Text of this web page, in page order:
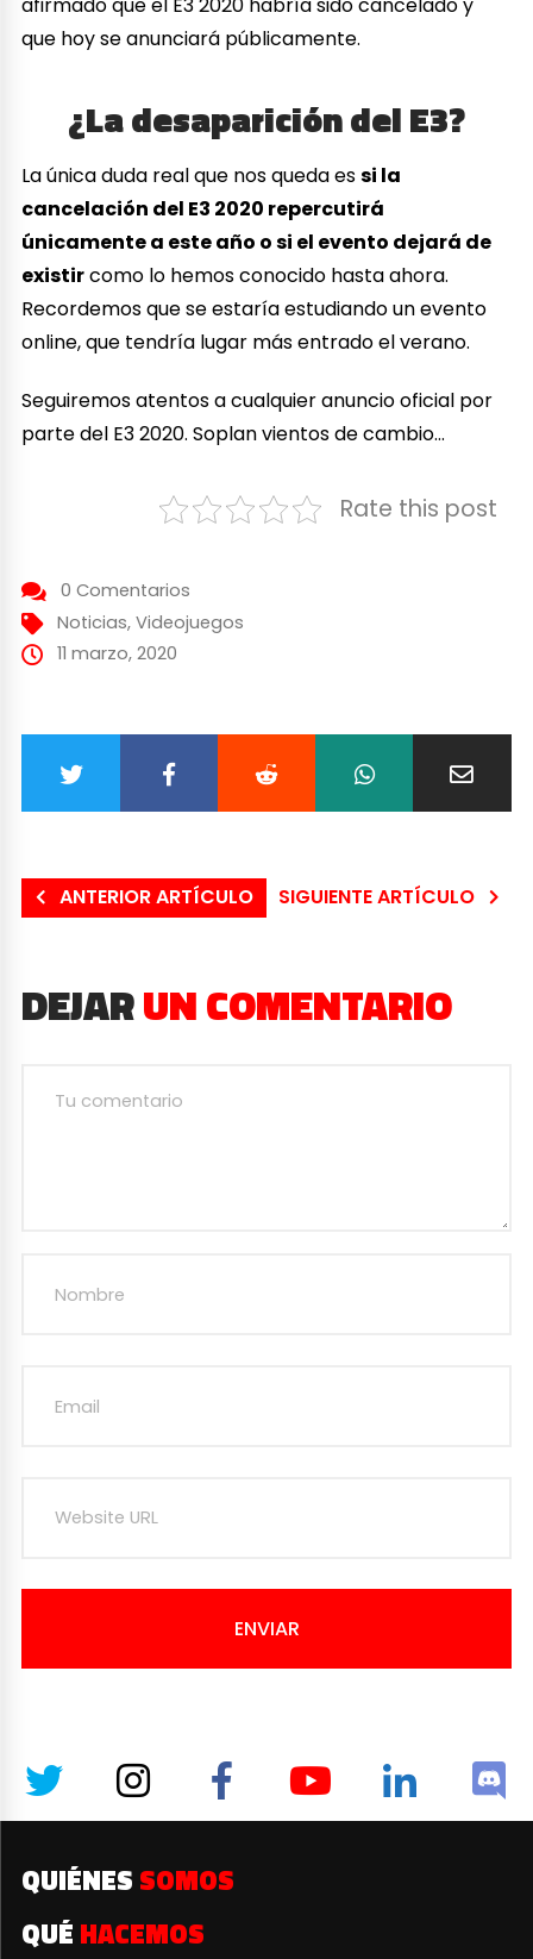
que hoy se anunciará públicamente.
¿La desaparición del E3?
La única duda real que nos queda essi la
cancelación del E3 2020 repercutirá
únicamente a este año o si el evento dejará de
existircomo lo hemos conocido hasta ahora.
Recordemos que se estaría estudiando un evento
online, que tendría lugar más entrado el verano.
Seguiremos atentos a cualquier anuncio oficial por
parte del E3 2020. Soplan vientos de cambio…
Rate this post
0 Comentarios
Noticias, Videojuegos
11 marzo, 2020
ANTERIOR ARTÍCULO SIGUIENTE ARTÍCULO
DEJARUN COMENTARIO
ENVIAR
QUIÉNES SOMOS
QUÉ HACEMOS